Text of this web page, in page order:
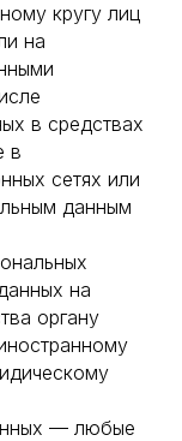
кругу лиц
на
в средствах
в
сетях или
данным
на
органу
— любые